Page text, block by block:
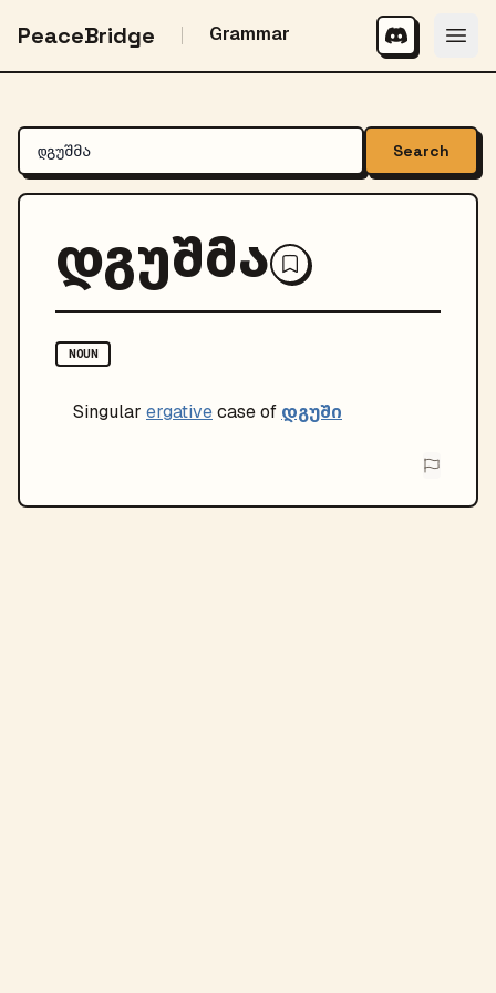
PeaceBridge Grammar
Search
დგუშმა
NOUN
Singular ergativecase of დგუში